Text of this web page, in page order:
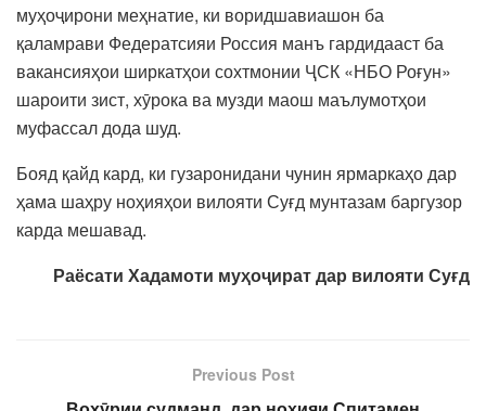
муҳоҷирони меҳнатие, ки воридшавиашон ба
қаламрави Федератсияи Россия манъ гардидааст ба
вакансияҳои ширкатҳои сохтмонии ҶСК «НБО Роғун»
шароити зист, хӯрока ва музди маош маълумотҳои
муфассал дода шуд.
Бояд қайд кард, ки гузаронидани чунин ярмаркаҳо дар
ҳама шаҳру ноҳияҳои вилояти Суғд мунтазам баргузор
карда мешавад.
Раёсати Хадамоти муҳоҷират дар вилояти Суғд
Previous Post